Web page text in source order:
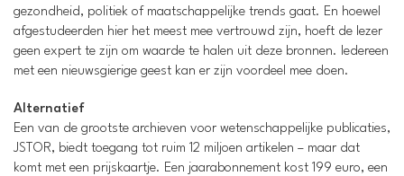
gezondheid, politiek of maatschappelijke trends gaat. En hoewel
afgestudeerden hier het meest mee vertrouwd zijn, hoeft de lezer
geen expert te zijn om waarde te halen uit deze bronnen. Iedereen
met een nieuwsgierige geest kan er zijn voordeel mee doen.
Alternatief
Een van de grootste archieven voor wetenschappelijke publicaties,
JSTOR, biedt toegang tot ruim 12 miljoen artikelen – maar dat
komt met een prijskaartje. Een jaarabonnement kost 199 euro, een